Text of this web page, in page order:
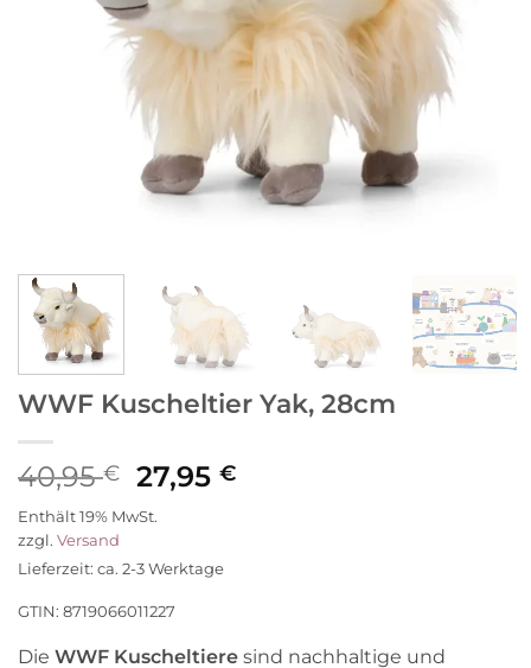
WWF Kuscheltier Yak, 28cm
40,95€
Ursprünglicher
Preis
war:
40,95 €
27,95€Aktueller
Enthält 19% MwSt.
zzgl. Versand
Lieferzeit: ca. 2-3 Werktage
GTIN: 8719066011227
Die WWF Kuscheltiere sind nachhaltige und